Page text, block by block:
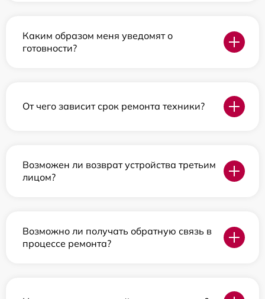
Каким образом меня уведомят о
готовности?
От чего зависит срок ремонта техники?
Возможен ли возврат устройства третьим
лицом?
Возможно ли получать обратную связь в
процессе ремонта?